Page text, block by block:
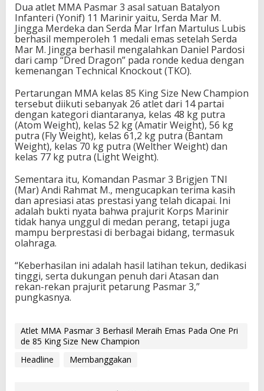
Dua atlet MMA Pasmar 3 asal satuan Batalyon
Infanteri (Yonif) 11 Marinir yaitu, Serda Mar M.
Jingga Merdeka dan Serda Mar Irfan Martulus Lubis
berhasil memperoleh 1 medali emas setelah Serda
Mar M. Jingga berhasil mengalahkan Daniel Pardosi
dari camp “Dred Dragon” pada ronde kedua dengan
kemenangan Technical Knockout (TKO).
Pertarungan MMA kelas 85 King Size New Champion
tersebut diikuti sebanyak 26 atlet dari 14 partai
dengan kategori diantaranya, kelas 48 kg putra
(Atom Weight), kelas 52 kg (Amatir Weight), 56 kg
putra (Fly Weight), kelas 61,2 kg putra (Bantam
Weight), kelas 70 kg putra (Welther Weight) dan
kelas 77 kg putra (Light Weight).
Sementara itu, Komandan Pasmar 3 Brigjen TNI
(Mar) Andi Rahmat M., mengucapkan terima kasih
dan apresiasi atas prestasi yang telah dicapai. Ini
adalah bukti nyata bahwa prajurit Korps Marinir
tidak hanya unggul di medan perang, tetapi juga
mampu berprestasi di berbagai bidang, termasuk
olahraga.
“Keberhasilan ini adalah hasil latihan tekun, dedikasi
tinggi, serta dukungan penuh dari Atasan dan
rekan-rekan prajurit petarung Pasmar 3,”
pungkasnya.
Atlet MMA Pasmar 3 Berhasil Meraih Emas Pada One Pri
de 85 King Size New Champion
Headline
Membanggakan